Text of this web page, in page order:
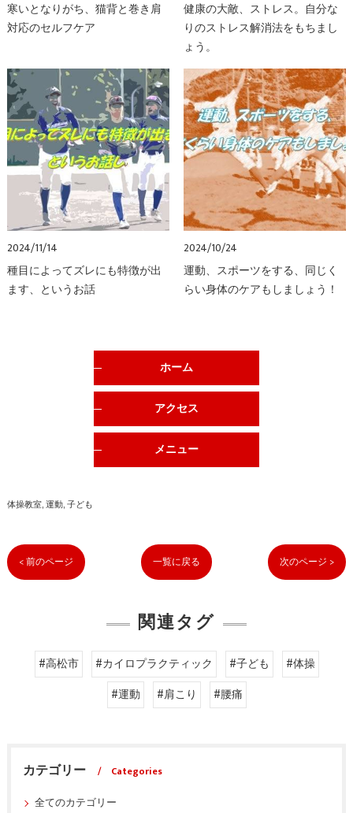
寒いとなりがち、猫背と巻き肩
対応のセルフケア
健康の大敵、ストレス。自分な
りのストレス解消法をもちまし
ょう。
2024/11/14
種目によってズレにも特徴が出
ます、というお話
2024/10/24
運動、スポーツをする、同じく
らい身体のケアもしましょう！
ホーム
アクセス
メニュー
体操教室 運動 子ども
< 前のページ 一覧に戻る 次のページ >
関連タグ
#高松市 #カイロプラクティック #子ども
#体操
#運動
#肩こり #腰痛
カテゴリー
Categories
全てのカテゴリー